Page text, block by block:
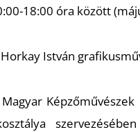
18:00 óra között
István